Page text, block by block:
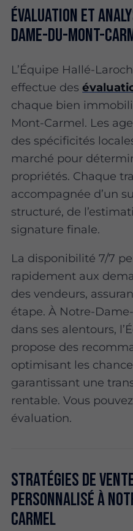
Évaluation et
Dame-du-Mont-
L’Équipe Hallé-
effectue des
chaque bien
Mont-Carmel. Les
des spécificités
marché pour
propriétés. Chaque
accompagnée d’un
structuré, de
signature finale.
La disponibilité 7/7
rapidement aux
des vendeurs,
étape. À Notre-
dans ses alentours,
propose des
optimisant les
garantissant une
rentable. Vous
évaluation.
Stratégies de
personnalisé à
Carmel